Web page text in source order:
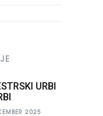
URBI
2025